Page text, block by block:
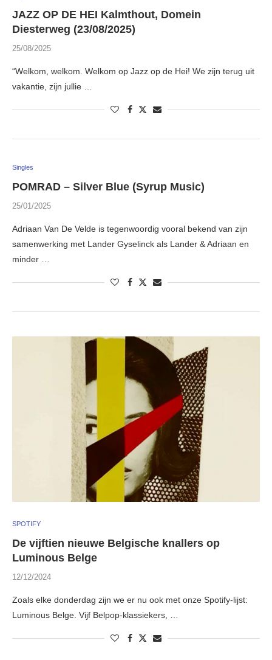
JAZZ OP DE HEI Kalmthout, Domein
Diesterweg (23/08/2025)
25/08/2025
“Welkom, welkom. Welkom op Jazz op de Hei! We zijn terug uit
vakantie, zijn jullie …
Singles
POMRAD – Silver Blue (Syrup Music)
25/01/2025
Adriaan Van De Velde is tegenwoordig vooral bekend van zijn
samenwerking met Lander Gyselinck als Lander & Adriaan en
minder …
SPOTIFY
De vijftien nieuwe Belgische knallers op
Luminous Belge
12/12/2024
Zoals elke donderdag zijn we er nu ook met onze Spotify-lijst:
Luminous Belge. Vijf Belpop-klassiekers, …